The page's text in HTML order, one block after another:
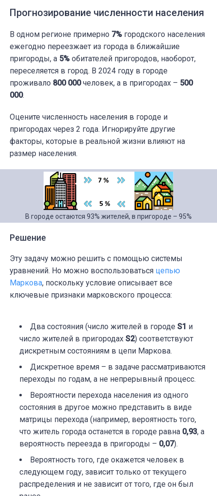
Прогнозирование численности населения
В одном регионе примерно 7% городского населения
ежегодно переезжает из города в ближайшие
пригороды, а 5% обитателей пригородов, наоборот,
переселяется в город. В 2024 году в городе
проживало 800 000человек, а в пригородах – 500
000.
Оцените численность населения в городе и
пригородах через 2 года. Игнорируйте другие
факторы, которые в реальной жизни влияют на
размер населения.
В городе остаются 93% жителей, в пригороде – 95%
Решение
Эту задачу можно решить с помощью системы
уравнений. Но можно воспользоваться цепью
Маркова, поскольку условие описывает все
ключевые признаки марковского процесса:
Два состояния (число жителей в городе S1 и
число жителей в пригородах S2) соответствуют
дискретным состояниям в цепи Маркова.
Дискретное время – в задаче рассматриваются
переходы по годам, а не непрерывный процесс.
Вероятности перехода населения из одного
состояния в другое можно представить в виде
матрицы перехода (например, вероятность того,
что житель города останется в городе равна 0,93, а
вероятность переезда в пригороды – 0,07).
Вероятность того, где окажется человек в
следующем году, зависит только от текущего
распределения и не зависит от того, где он был